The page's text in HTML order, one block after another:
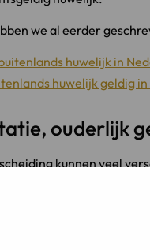
we al eerder
huwelijk in
huwelijk geldig
ouderlijk
kunnen veel